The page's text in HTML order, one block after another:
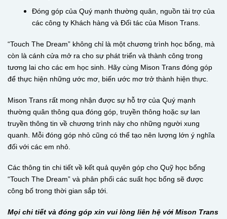
Đóng góp của Quý mạnh thường quân, nguồn tài trợ của
các công ty Khách hàng và Đối tác của Mison Trans.
“Touch The Dream” không chỉ là một chương trình học bổng, mà
còn là cánh cửa mở ra cho sự phát triển và thành công trong
tương lai cho các em học sinh. Hãy cùng Mison Trans đóng góp
để thực hiện những ước mơ, biến ước mơ trở thành hiện thực.
Mison Trans rất mong nhận được sự hỗ trợ của Quý mạnh
thường quân thông qua đóng góp, truyền thông hoặc sự lan
truyền thông tin về chương trình này cho những người xung
quanh. Mỗi đóng góp nhỏ cũng có thể tạo nên lượng lớn ý nghĩa
đối với các em nhỏ.
Các thông tin chi tiết về kết quả quyên góp cho Quỹ học bổng
“Touch The Dream” và phân phối các suất học bổng sẽ được
công bố trong thời gian sắp tới.
Mọi chi tiết và đóng góp xin vui lòng liên hệ với Mison Trans